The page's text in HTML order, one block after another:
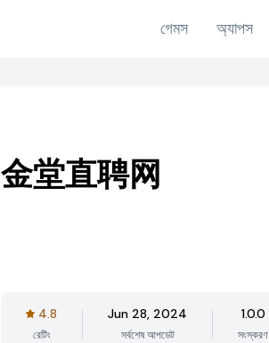
গেমস অ্যাপস
金堂直聘网
4.8
রেটিং
Jun 28, 2024
সর্বশেষ আপডেট
1.0.0
সংস্করণ